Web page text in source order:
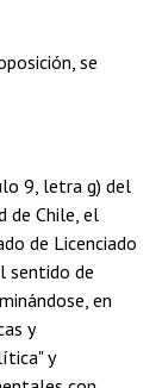
se
9, letra g) del
de Chile, el
de Licenciado
sentido de
en
y
y